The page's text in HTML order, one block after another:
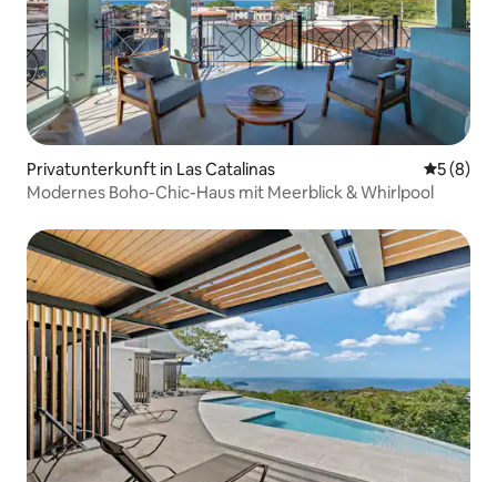
Privatunterkunft in Las Catalinas
5 (8)
Modernes Boho-Chic-Haus mit Meerblick & Whirlpool